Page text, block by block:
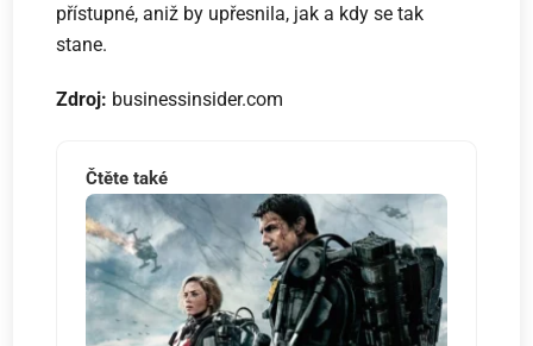
přístupné, aniž by upřesnila, jak a kdy se tak
stane.
Zdroj: businessinsider.com
Čtěte také